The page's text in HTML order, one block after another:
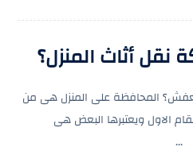
نقل أثاث المنزل؟
المحافظة على المنزل هى من
الاول ويعتبرها البعض هى
...